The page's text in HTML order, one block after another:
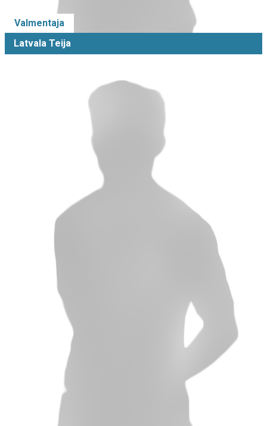
Valmentaja
Latvala Teija